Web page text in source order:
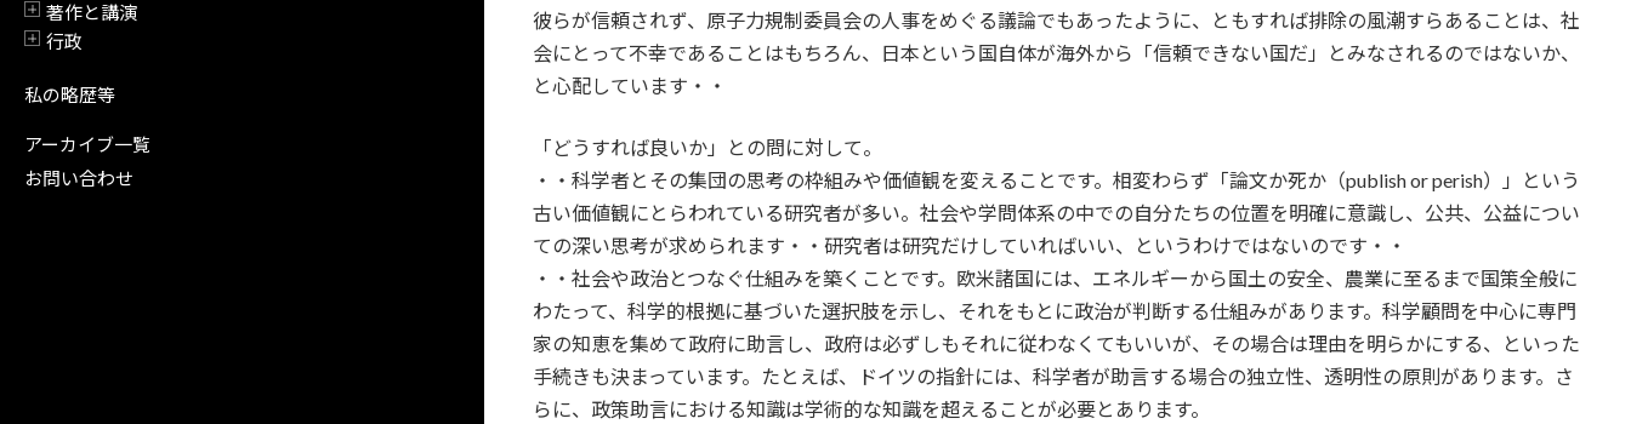
開閉
著作と講演
開閉
行政
私の略歴等
アーカイブ一覧
お問い合わせ
彼らが信頼されず、原子力規制委員会の人事をめぐる議論でもあったように、ともすれば排除の風潮すらあることは、社
会にとって不幸であることはもちろん、日本という国自体が海外から「信頼できない国だ」とみなされるのではないか、
と心配しています・・
「どうすれば良いか」との問に対して。
・・科学者とその集団の思考の枠組みや価値観を変えることです。相変わらず「論文か死か（publish or perish）」という
古い価値観にとらわれている研究者が多い。社会や学問体系の中での自分たちの位置を明確に意識し、公共、公益につい
ての深い思考が求められます・・研究者は研究だけしていればいい、というわけではないのです・・
・・社会や政治とつなぐ仕組みを築くことです。欧米諸国には、エネルギーから国土の安全、農業に至るまで国策全般に
わたって、科学的根拠に基づいた選択肢を示し、それをもとに政治が判断する仕組みがあります。科学顧問を中心に専門
家の知恵を集めて政府に助言し、政府は必ずしもそれに従わなくてもいいが、その場合は理由を明らかにする、といった
手続きも決まっています。たとえば、ドイツの指針には、科学者が助言する場合の独立性、透明性の原則があります。さ
らに、政策助言における知識は学術的な知識を超えることが必要とあります。